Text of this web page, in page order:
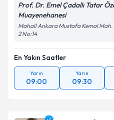
Prof. Dr. Emel Çadallı Tatar
Muayenehanesi
Mahall Ankara Mustafa Kemal Mah.
2 No:14
En Yakın Saatler
Yarın
09:00
Yarın
09:30